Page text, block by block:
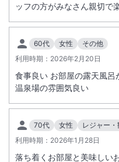
日（火）～11月3日（月）の影
及び以下の影響が生じる可能性
花」営業時間の変更
・日中の工事音の発生 などお
ますが、
100年の歴史ある温泉を未来へ
す。何卒ご理解とご協力を賜
のお越しを、心よりお待ち申し
ッフの方がみなさん親切で
60代 女性
その他
利用時期： 2026年2月20日
食事良い お部屋の露天風
温泉場の雰囲気良い
70代 女性
レジャー・
利用時期： 2026年1月28日
落ち着くお部屋と美味しいお料理